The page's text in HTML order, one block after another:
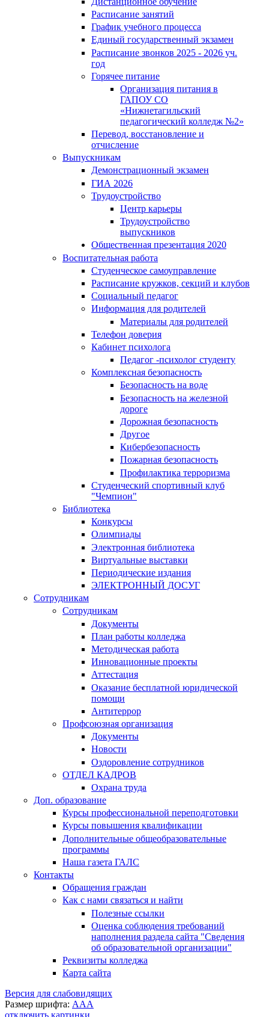
Расписание занятий
График учебного процесса
Единый государственный экзамен
Расписание звонков 2025 - 2026 уч.
год
Горячее питание
Организация питания в
ГАПОУ СО
«Нижнетагильский
педагогический колледж №2»
Перевод, восстановление и
отчисление
Выпускникам
Демонстрационный экзамен
ГИА 2026
Трудоустройство
Центр карьеры
Трудоустройство
выпускников
Общественная презентация 2020
Воспитательная работа
Студенческое самоуправление
Расписание кружков, секций и клубов
Социальный педагог
Информация для родителей
Материалы для родителей
Телефон доверия
Кабинет психолога
Педагог -психолог студенту
Комплексная безопасность
Безопасность на воде
Безопасность на железной
дороге
Дорожная безопасность
Другое
Кибербезопасность
Пожарная безопасность
Профилактика терроризма
Студенческий спортивный клуб
"Чемпион"
Библиотека
Конкурсы
Олимпиады
Электронная библиотека
Виртуальные выставки
Периодические издания
ЭЛЕКТРОННЫЙ ДОСУГ
Сотрудникам
Сотрудникам
Документы
План работы колледжа
Методическая работа
Инновационные проекты
Аттестация
Оказание бесплатной юридической
помощи
Антитеррор
Профсоюзная организация
Документы
Новости
Оздоровление сотрудников
ОТДЕЛ КАДРОВ
Охрана труда
Доп. образование
Курсы профессиональной переподготовки
Курсы повышения квалификации
Дополнительные общеобразовательные
программы
Наша газета ГАЛС
Контакты
Обращения граждан
Как с нами связаться и найти
Полезные ссылки
Оценка соблюдения требований
наполнения раздела сайта "Сведения
об образовательной организации"
Реквизиты колледжа
Карта сайта
Версия для слабовидящих
Размер шрифта: AAA